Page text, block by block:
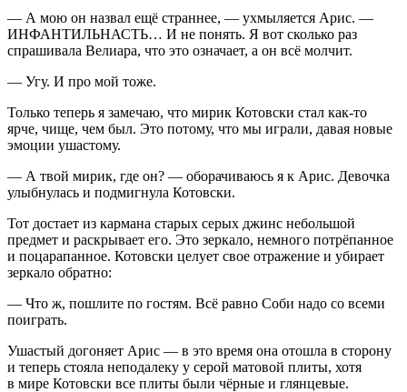
— А мою он назвал ещё страннее, — ухмыляется Арис. —
ИНФАНТИЛЬНАСТЬ… И не понять. Я вот сколько раз
спрашивала Велиара, что это означает, а он всё молчит.
— Угу. И про мой тоже.
Только теперь я замечаю, что мирик Котовски стал как-то
ярче, чище, чем был. Это потому, что мы играли, давая новые
эмоции ушастому.
— А твой мирик, где он? — оборачиваюсь я к Арис. Девочка
улыбнулась и подмигнула Котовски.
Тот достает из кармана старых серых джинс небольшой
предмет и раскрывает его. Это зеркало, немного потрёпанное
и поцарапанное. Котовски целует свое отражение и убирает
зеркало обратно:
— Что ж, пошлите по гостям. Всё равно Соби надо со всеми
поиграть.
Ушастый догоняет Арис — в это время она отошла в сторону
и теперь стояла неподалеку у серой матовой плиты, хотя
в мире Котовски все плиты были чёрные и глянцевые.